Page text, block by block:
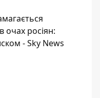
очах росіян:
- Sky News